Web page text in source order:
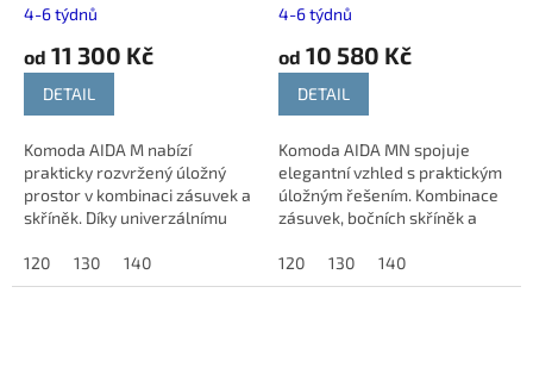
4-6 týdnů
od 11 300 Kč
DETAIL
Komoda AIDA M nabízí
prakticky rozvržený úložný
prostor v kombinaci zásuvek a
skříněk. Díky univerzálnímu
obývacího pokoje, pracovny i
dětského...
120 130 140
šířky 120 až 140 cm
4-6 týdnů
od 10 580 Kč
DETAIL
Komoda AIDA MN spojuje
elegantní vzhled s praktickým
úložným řešením. Kombinace
zásuvek, bočních skříněk a
dostatek místa pro
každodenní organizaci...
120 130 140